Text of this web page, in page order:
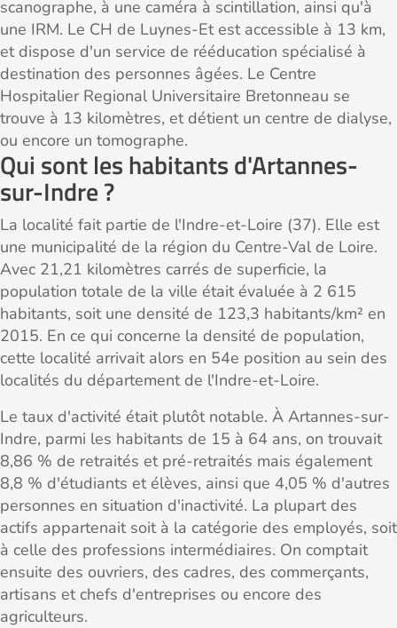
scanographe, à une caméra à scintillation, ainsi qu'à
une IRM. Le CH de Luynes-Et est accessible à 13 km,
et dispose d'un service de rééducation spécialisé à
destination des personnes âgées. Le Centre
Hospitalier Regional Universitaire Bretonneau se
trouve à 13 kilomètres, et détient un centre de dialyse,
ou encore un tomographe.
Qui sont les habitants d'Artannes-
sur-Indre ?
La localité fait partie de l'Indre-et-Loire (37). Elle est
une municipalité de la région du Centre-Val de Loire.
Avec 21,21 kilomètres carrés de superficie, la
population totale de la ville était évaluée à 2 615
habitants, soit une densité de 123,3 habitants/km² en
2015. En ce qui concerne la densité de population,
cette localité arrivait alors en 54e position au sein des
localités du département de l'Indre-et-Loire.
Le taux d'activité était plutôt notable. À Artannes-sur-
Indre, parmi les habitants de 15 à 64 ans, on trouvait
8,86 % de retraités et pré-retraités mais également
8,8 % d'étudiants et élèves, ainsi que 4,05 % d'autres
personnes en situation d'inactivité. La plupart des
actifs appartenait soit à la catégorie des employés, soit
à celle des professions intermédiaires. On comptait
ensuite des ouvriers, des cadres, des commerçants,
artisans et chefs d'entreprises ou encore des
agriculteurs.